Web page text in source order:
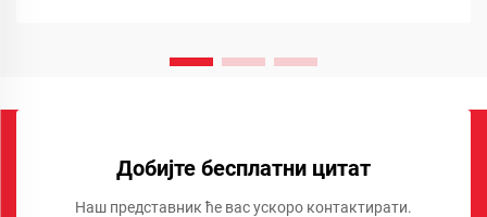
Добијте бесплатни цитат
Наш представник ће вас ускоро контактирати.